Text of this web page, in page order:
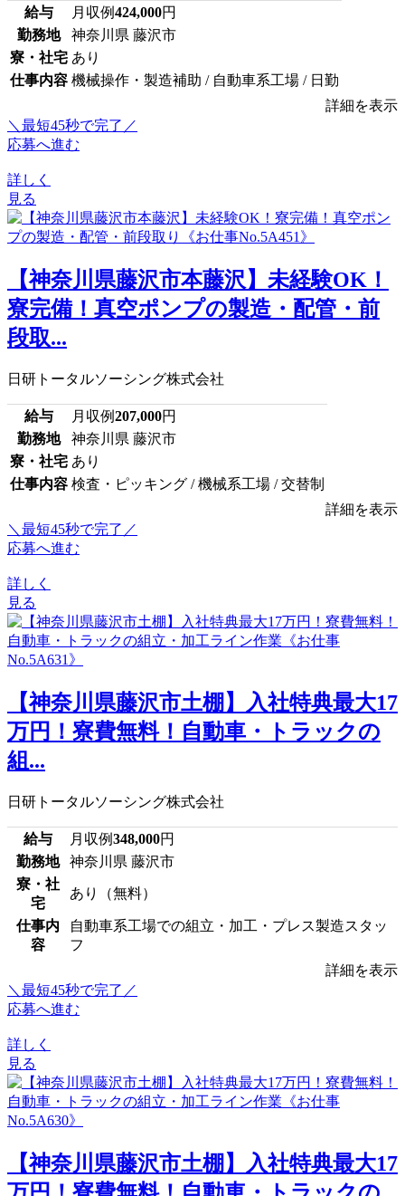
給与 月収例424,000円
勤務地
神奈川県 藤沢市
寮・社宅 あり
仕事内容 機械操作・製造補助 / 自動車系工場 / 日勤
詳細を表示
＼最短45秒で完了／
応募へ進む
詳しく
見る
【神奈川県藤沢市本藤沢】未経験OK！
寮完備！真空ポンプの製造・配管・前
段取...
日研トータルソーシング株式会社
給与 月収例207,000円
勤務地
神奈川県 藤沢市
寮・社宅 あり
仕事内容 検査・ピッキング / 機械系工場 / 交替制
詳細を表示
＼最短45秒で完了／
応募へ進む
詳しく
見る
【神奈川県藤沢市土棚】入社特典最大17
万円！寮費無料！自動車・トラックの
組...
日研トータルソーシング株式会社
給与 月収例348,000円
勤務地
神奈川県 藤沢市
寮・社
宅
あり（無料）
仕事内
容
自動車系工場での組立・加工・プレス製造スタッ
フ
詳細を表示
＼最短45秒で完了／
応募へ進む
詳しく
見る
【神奈川県藤沢市土棚】入社特典最大17